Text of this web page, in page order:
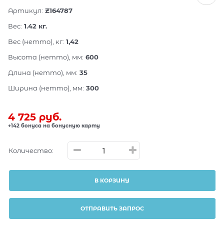
Артикул: Z164787
Вес: 1.42 кг.
Вес (нетто), кг: 1,42
Высота (нетто), мм: 600
Длина (нетто), мм: 35
Ширина (нетто), мм: 300
4 725 руб.
+142 бонуса на бонусную карту
Количество:
В КОРЗИНУ
ОТПРАВИТЬ ЗАПРОС